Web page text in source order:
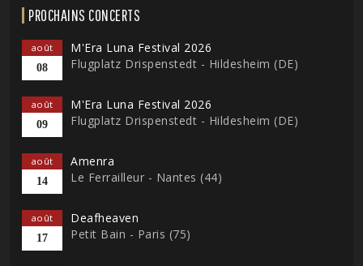
PROCHAINS CONCERTS
août
08
M'Era Luna Festival 2026
Flugplatz Drispenstedt - Hildesheim (DE)
août
09
M'Era Luna Festival 2026
Flugplatz Drispenstedt - Hildesheim (DE)
août
14
Amenra
Le Ferrailleur - Nantes (44)
août
17
Deafheaven
Petit Bain - Paris (75)